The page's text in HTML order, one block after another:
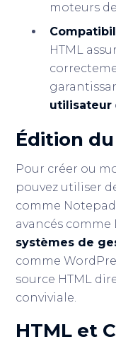
moteurs
HTML
utilisateur
Édition
Pour créer ou
pouvez utiliser
comme
avancés comme
systèmes de
comme
source HTML
conviviale.
HTML et